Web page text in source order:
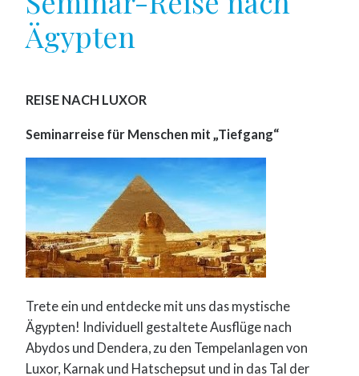
Ägypten
REISE NACH LUXOR
Seminarreise für Menschen mit „Tiefgang“
Trete ein und entdecke mit uns das mystische
Ägypten! Individuell gestaltete Ausflüge nach
Abydos und Dendera, zu den Tempelanlagen von
Luxor, Karnak und Hatschepsut und in das Tal der